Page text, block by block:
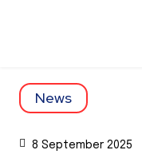
News
8 September 2025